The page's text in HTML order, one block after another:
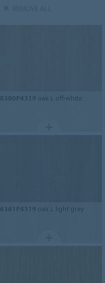
8380P4319 oak L off-white
8381P4319 oak L light grey